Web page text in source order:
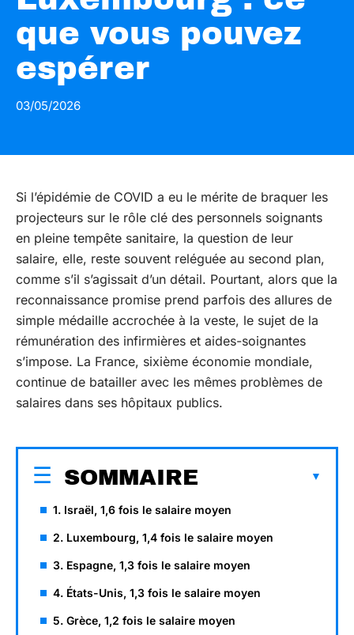
que vous pouvez
espérer
03/05/2026
Si l’épidémie de COVID a eu le mérite de braquer les
projecteurs sur le rôle clé des personnels soignants
en pleine tempête sanitaire, la question de leur
salaire, elle, reste souvent reléguée au second plan,
comme s’il s’agissait d’un détail. Pourtant, alors que la
reconnaissance promise prend parfois des allures de
simple médaille accrochée à la veste, le sujet de la
rémunération des infirmières et aides-soignantes
s’impose. La France, sixième économie mondiale,
continue de batailler avec les mêmes problèmes de
salaires dans ses hôpitaux publics.
SOMMAIRE
1. Israël, 1,6 fois le salaire moyen
2. Luxembourg, 1,4 fois le salaire moyen
3. Espagne, 1,3 fois le salaire moyen
4. États-Unis, 1,3 fois le salaire moyen
5. Grèce, 1,2 fois le salaire moyen